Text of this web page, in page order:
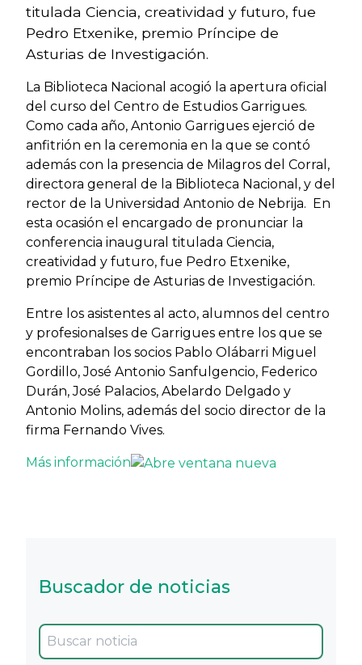
titulada Ciencia, creatividad y futuro, fue
Pedro Etxenike, premio Príncipe de
Asturias de Investigación.
La Biblioteca Nacional acogió la apertura oficial
del curso del Centro de Estudios Garrigues.
Como cada año, Antonio Garrigues ejerció de
anfitrión en la ceremonia en la que se contó
además con la presencia de Milagros del Corral,
directora general de la Biblioteca Nacional, y del
rector de la Universidad Antonio de Nebrija. En
esta ocasión el encargado de pronunciar la
conferencia inaugural titulada Ciencia,
creatividad y futuro, fue Pedro Etxenike,
premio Príncipe de Asturias de Investigación.
Entre los asistentes al acto, alumnos del centro
y profesionalses de Garrigues entre los que se
encontraban los socios Pablo Olábarri Miguel
Gordillo, José Antonio Sanfulgencio, Federico
Durán, José Palacios, Abelardo Delgado y
Antonio Molins, además del socio director de la
firma Fernando Vives.
Más información
Buscador de noticias